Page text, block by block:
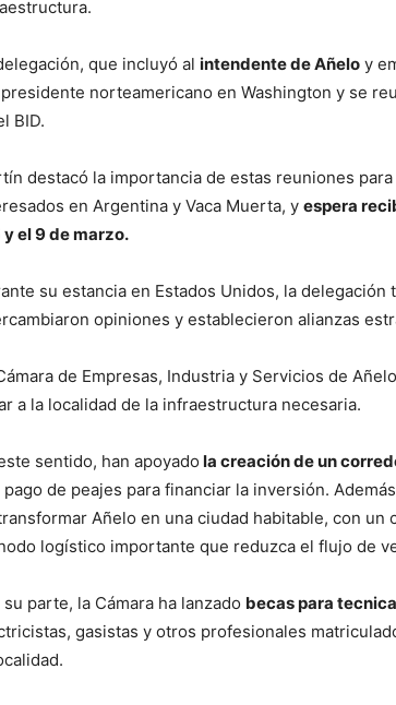
que incluyó al intendente de Añelo y
norteamericano en Washington y se
BID.
destacó la importancia de estas reuniones
en Argentina y Vaca Muerta, y espera
y el 9 de marzo.
su estancia en Estados Unidos, la
opiniones y establecieron alianzas
de Empresas, Industria y Servicios de
a la localidad de la infraestructura necesaria.
sentido, han apoyado la creación de un
pago de peajes para financiar la inversión.
Añelo en una ciudad habitable, con
logístico importante que reduzca el flujo de
su parte, la Cámara ha lanzado becas para
gasistas y otros profesionales